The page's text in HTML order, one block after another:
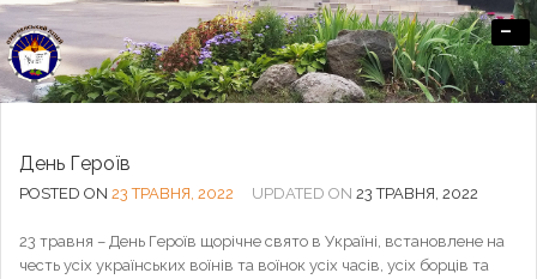
Офіційний сайт Озерненського ліцею
-
День Героїв
POSTED ON 23 ТРАВНЯ, 2022 UPDATED ON 23 ТРАВНЯ, 2022
23 травня – День Героїв щорічне свято в Україні, встановлене на
честь усіх українських воїнів та воїнок усіх часів, усіх борців та